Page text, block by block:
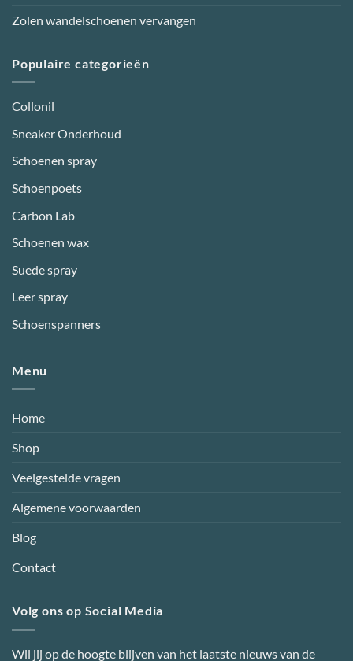
Zolen wandelschoenen vervangen
Populaire categorieën
Collonil
Sneaker Onderhoud
Schoenen spray
Schoenpoets
Carbon Lab
Schoenen wax
Suede spray
Leer spray
Schoenspanners
Menu
Home
Shop
Veelgestelde vragen
Algemene voorwaarden
Blog
Contact
Volg ons op Social Media
Wil jij op de hoogte blijven van het laatste nieuws van de